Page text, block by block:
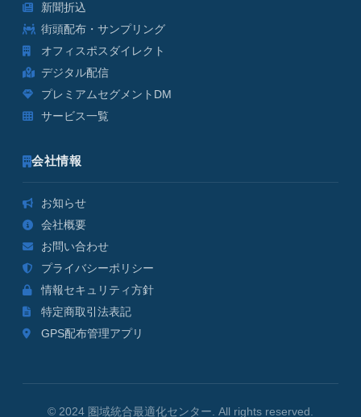
新聞折込
街頭配布・サンプリング
オフィスポスダイレクト
デジタル配信
プレミアムセグメントDM
サービス一覧
会社情報
お知らせ
会社概要
お問い合わせ
プライバシーポリシー
情報セキュリティ方針
特定商取引法表記
GPS配布管理アプリ
© 2024 圏域統合最適化センター. All rights reserved.